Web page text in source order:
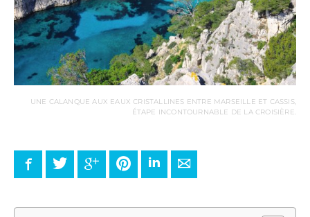
UNE CALANQUE AUX EAUX CRISTALLINES ENTRE MARSEILLE ET CASSIS,
ÉTAPE INCONTOURNABLE DE LA CROISIÈRE.
FacebookTwitter Google+ PinterestLinkedInE-mail